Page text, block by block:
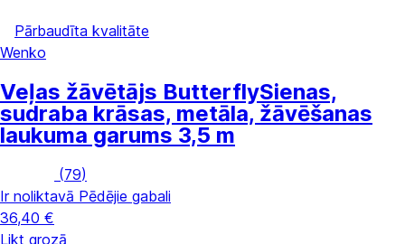
Pārbaudīta kvalitāte
Wenko
Veļas žāvētājs ButterflySienas,
sudraba krāsas, metāla, žāvēšanas
laukuma garums 3,5 m
(79)
Ir noliktavā Pēdējie gabali
36,40 €
Likt grozā